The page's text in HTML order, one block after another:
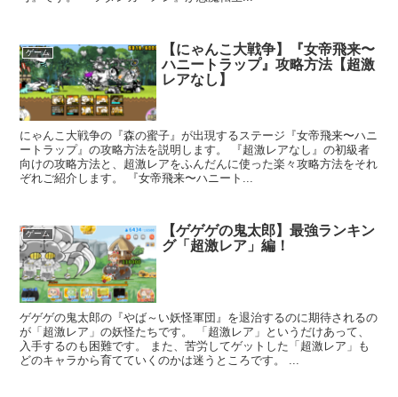
ゲーム
【にゃんこ大戦争】『女帝飛来〜
ハニートラップ』攻略方法【超激
レアなし】
にゃんこ大戦争の『森の蜜子』が出現するステージ『女帝飛来〜ハニ
ートラップ』の攻略方法を説明します。 『超激レアなし』の初級者
向けの攻略方法と、超激レアをふんだんに使った楽々攻略方法をそれ
ぞれご紹介します。 『女帝飛来〜ハニート...
ゲーム
【ゲゲゲの鬼太郎】最強ランキン
グ「超激レア」編！
ゲゲゲの鬼太郎の『やば～い妖怪軍団』を退治するのに期待されるの
が「超激レア」の妖怪たちです。 「超激レア」というだけあって、
入手するのも困難です。 また、苦労してゲットした「超激レア」も
どのキャラから育てていくのかは迷うところです。 ...